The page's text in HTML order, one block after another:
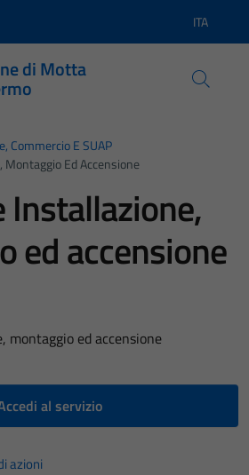
Lingua
ITA
di Motta
Commercio E SUAP
Ed Accensione
Installazione,
ed accensione
montaggio ed accensione
al servizio
azioni